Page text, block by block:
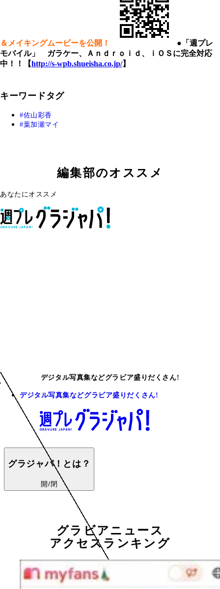
＆メイキングムービーを公開！
●「週プレ
モバイル」 ガラケー、Ａｎｄｒｏｉｄ、ｉＯＳに完全対応
中！！【http://s-wpb.shueisha.co.jp/】
キーワードタグ
佐山彩香
葉加瀬マイ
編集部のオススメ
あなたにオススメ
デジタル写真集などグラビア盛りだくさん!
デジタル写真集などグラビア盛りだくさん!
グラジャパ！とは？
開/閉
グラビアニュース
アクセスランキング